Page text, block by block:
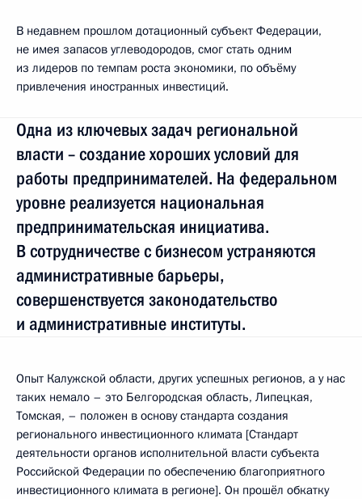
В недавнем прошлом дотационный субъект Федерации,
не имея запасов углеводородов, смог стать одним
из лидеров по темпам роста экономики, по объёму
привлечения иностранных инвестиций.
Одна из ключевых задач региональной
власти – создание хороших условий для
работы предпринимателей. На федеральном
уровне реализуется национальная
предпринимательская инициатива.
В сотрудничестве с бизнесом устраняются
административные барьеры,
совершенствуется законодательство
и административные институты.
Опыт Калужской области, других успешных регионов, а у нас
таких немало – это Белгородская область, Липецкая,
Томская, – положен в основу стандарта создания
регионального инвестиционного климата [Стандарт
деятельности органов исполнительной власти субъекта
Российской Федерации по обеспечению благоприятного
инвестиционного климата в регионе]. Он прошёл обкатку